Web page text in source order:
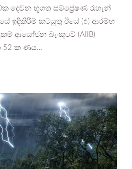
දෙවන භූගත සම්ප්‍රේෂණ රැහැන්
ඉදිකිරීම් කටයුතු ඊයේ (6) ආරම්භ
ආයෝජන බැංකුවේ (AIIB)
52 ක ණය…